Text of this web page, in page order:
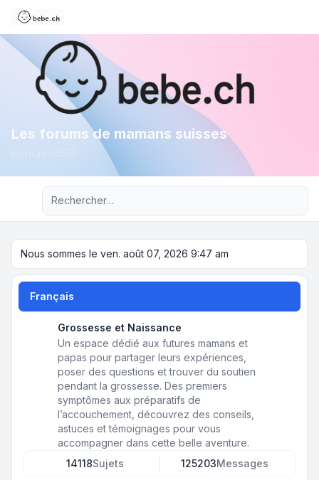
Les forums de mamans suisses
Recherche avancée
Nous sommes le ven. août 07, 2026 9:47 am
Français
Grossesse et Naissance
Un espace dédié aux futures mamans et
papas pour partager leurs expériences,
poser des questions et trouver du soutien
pendant la grossesse. Des premiers
symptômes aux préparatifs de
l’accouchement, découvrez des conseils,
astuces et témoignages pour vous
accompagner dans cette belle aventure.
14118Sujets 125203Messages